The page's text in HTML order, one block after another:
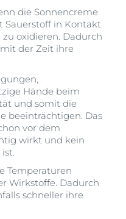
die Sonnencreme
in Kontakt
oxidieren. Dadurch
der Zeit ihre
Hände beim
und somit die
beeinträchtigen. Das
vor dem
wirkt und kein
Temperaturen
Wirkstoffe. Dadurch
schneller ihre